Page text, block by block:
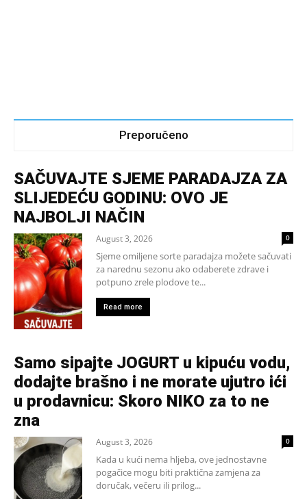
Preporučeno
SAČUVAJTE SJEME PARADAJZA ZA
SLIJEDEĆU GODINU: OVO JE
NAJBOLJI NAČIN
August 3, 2026 0
Sjeme omiljene sorte paradajza možete sačuvati
za narednu sezonu ako odaberete zdrave i
potpuno zrele plodove te...
Read more
Samo sipajte JOGURT u kipuću vodu,
dodajte brašno i ne morate ujutro ići
u prodavnicu: Skoro NIKO za to ne
zna
August 3, 2026 0
Kada u kući nema hljeba, ove jednostavne
pogačice mogu biti praktična zamjena za
doručak, večeru ili prilog...